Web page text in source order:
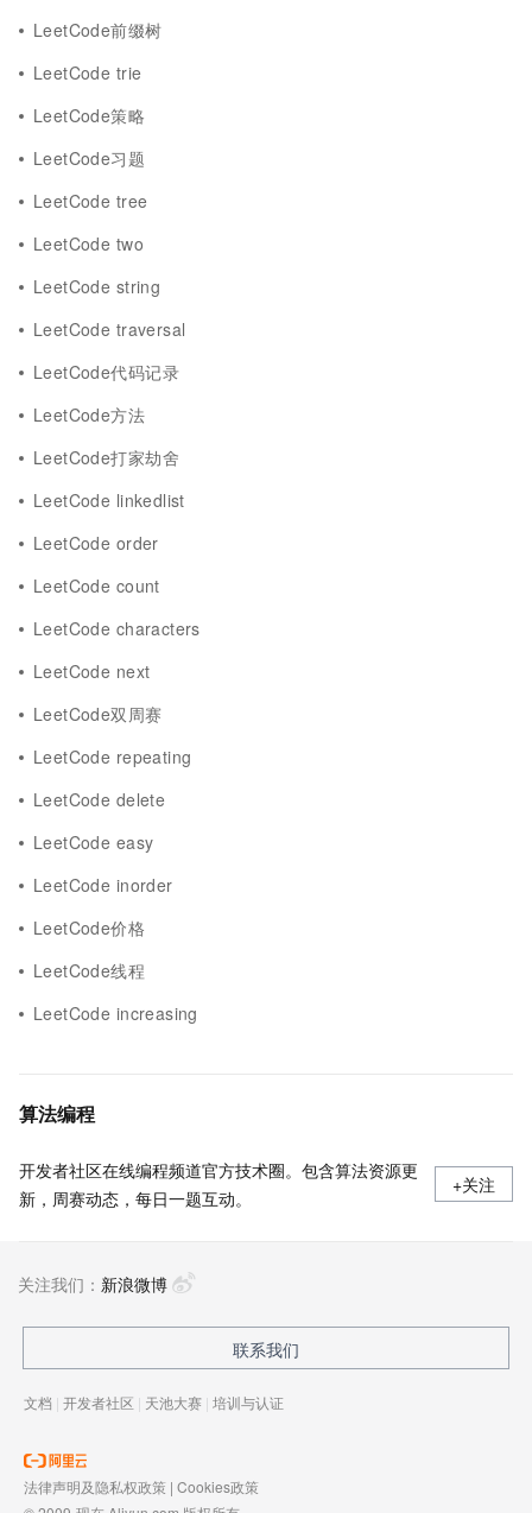
LeetCode前缀树
LeetCode trie
LeetCode策略
LeetCode习题
LeetCode tree
LeetCode two
LeetCode string
LeetCode traversal
LeetCode代码记录
LeetCode方法
LeetCode打家劫舍
LeetCode linkedlist
LeetCode order
LeetCode count
LeetCode characters
LeetCode next
LeetCode双周赛
LeetCode repeating
LeetCode delete
LeetCode easy
LeetCode inorder
LeetCode价格
LeetCode线程
LeetCode increasing
算法编程
开发者社区在线编程频道官方技术圈。包含算法资源更
新，周赛动态，每日一题互动。
+关注
关注我们： 新浪微博
联系我们
文档 | 开发者社区 | 天池大赛 | 培训与认证
法律声明及隐私权政策 | Cookies政策